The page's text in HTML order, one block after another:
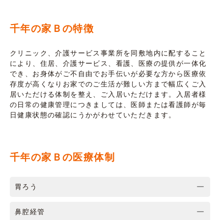
千年の家Ｂの特徴
クリニック、介護サービス事業所を同敷地内に配すること
により、住居、介護サービス、看護、医療の提供が一体化
でき、お身体がご不自由でお手伝いが必要な方から医療依
存度が高くなりお家でのご生活が難しい方まで幅広くご入
居いただける体制を整え、ご入居いただけます。入居者様
の日常の健康管理につきましては、医師または看護師が毎
日健康状態の確認にうかがわせていただきます。
千年の家Ｂの医療体制
胃ろう
鼻腔経管